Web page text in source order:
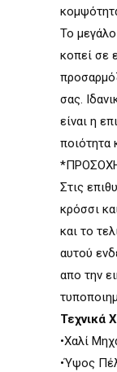
Το
κοπεί σε
σας.
είναι η
ποιότητα
Στις
κρόσσι
και το
αυτού
απο την
Τεχνικά
•Χαλί
•Ύψος